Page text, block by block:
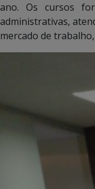
ano. Os cursos
administrativas,
mercado de